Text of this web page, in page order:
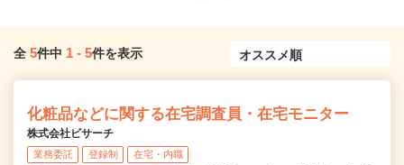
全 5件中 1 - 5件を表示
化粧品などに関する在宅調査員・在宅モニター
株式会社ビサーチ
業務委託 登録制 在宅・内職